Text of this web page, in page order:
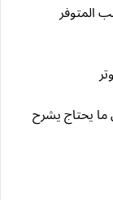
المتوفر
يحتاج يشرح